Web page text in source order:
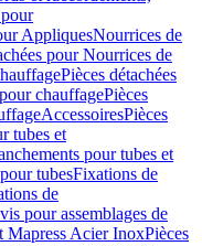
AppliquesNourrices de
pour Nourrices de
Pièces détachées
chauffagePièces
AccessoiresPièces
tubes et
pour tubes et
tubesFixations de
de
pour assemblages de
Mapress Acier InoxPièces